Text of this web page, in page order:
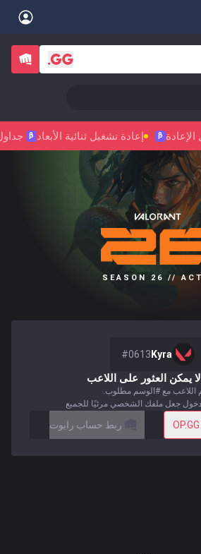
الإعادة β إعادة تشغيل ثنائية الأبعاد β
SEASON 26 //
Kyra
#0613
يمكن العثور على اللاعب
اللاعب مع #الوسم مطلوب.
جعل ملفك الشخصي مرئيًا للجميع
ربط حساب رايوت
Pokémon Champions
PUBG
OVERWATCH2
Beta
Marvel Rivals
Slay The Spire 2